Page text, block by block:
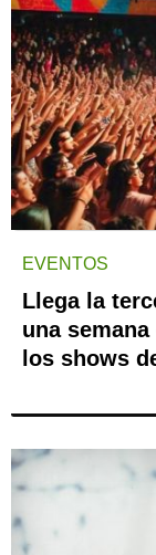
EVENTOS
Llega la
una
los shows